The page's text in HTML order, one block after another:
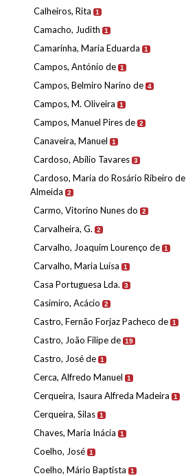
Calheiros, Rita 1
Camacho, Judith 1
Camarinha, Maria Eduarda 1
Campos, António de 1
Campos, Belmiro Narino de 4
Campos, M. Oliveira 1
Campos, Manuel Pires de 2
Canaveira, Manuel 1
Cardoso, Abílio Tavares 3
Cardoso, Maria do Rosário Ribeiro de
Almeida
2
Carmo, Vitorino Nunes do 2
Carvalheira, G. 2
Carvalho, Joaquim Lourenço de 1
Carvalho, Maria Luísa 1
Casa Portuguesa Lda. 3
Casimiro, Acácio 2
Castro, Fernão Forjaz Pacheco de 1
Castro, João Filipe de 19
Castro, José de 1
Cerca, Alfredo Manuel 1
Cerqueira, Isaura Alfreda Madeira 1
Cerqueira, Silas 1
Chaves, Maria Inácia 1
Coelho, José 1
Coelho, Mário Baptista 1